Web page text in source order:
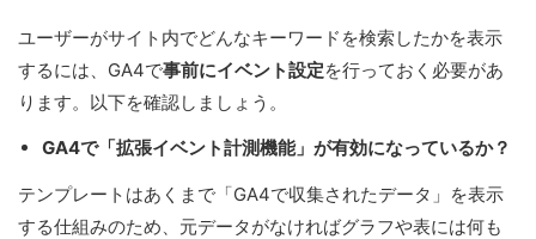
ユーザーがサイト内でどんなキーワードを検索したかを表示
するには、GA4で事前にイベント設定を行っておく必要があ
ります。以下を確認しましょう。
GA4で「拡張イベント計測機能」が有効になっているか？
テンプレートはあくまで「GA4で収集されたデータ」を表示
する仕組みのため、元データがなければグラフや表には何も